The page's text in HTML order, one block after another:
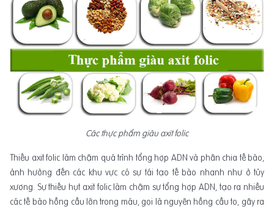
Các thực phẩm giàu axit folic
Thiếu axit folic làm chậm quá trình tổng hợp ADN và phân chia tế bào,
ảnh hưởng đến các khu vực có sự tái tạo tế bào nhanh như ở tủy
xương. Sự thiếu hụt axit folic làm chậm sự tổng hợp ADN, tạo ra nhiều
các tế bào hồng cầu lớn trong máu, gọi là nguyên hồng cầu to, gây ra